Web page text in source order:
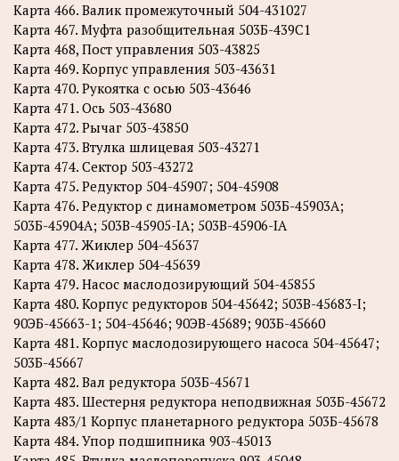
Карта 466. Валик промежуточный 504-431027
Карта 467. Муфта разобщительная 503Б-439С1
Карта 468, Пост управления 503-43825
Карта 469. Корпус управления 503-43631
Карта 470. Рукоятка с осью 503-43646
Карта 471. Ось 503-43680
Карта 472. Рычаг 503-43850
Карта 473. Втулка шлицевая 503-43271
Карта 474. Сектор 503-43272
Карта 475. Редуктор 504-45907; 504-45908
Карта 476. Редуктор с динамометром 503Б-45903А;
503Б-45904А; 503B-45905-IA; 503B-45906-IA
Карта 477. Жиклер 504-45637
Карта 478. Жиклер 504-45639
Карта 479. Насос маслодозирующий 504-45855
Карта 480. Корпус редукторов 504-45642; 503B-45683-I;
90ЭБ-45663-1; 504-45646; 90ЭВ-45689; 903Б-45660
Карта 481. Корпус маслодозирующего насоса 504-45647;
503Б-45667
Карта 482. Вал редуктора 503Б-45671
Карта 483. Шестерня редуктора неподвижная 503Б-45672
Карта 483/1 Корпус планетарного редуктора 503Б-45678
Карта 484. Упор подшипника 903-45013